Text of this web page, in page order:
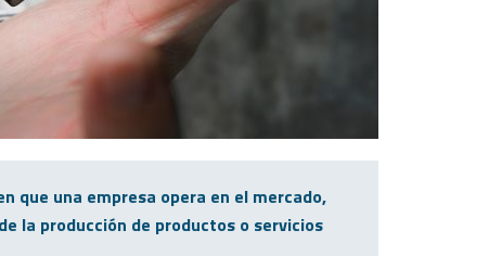
que una empresa opera en el mercado,
la producción de productos o servicios